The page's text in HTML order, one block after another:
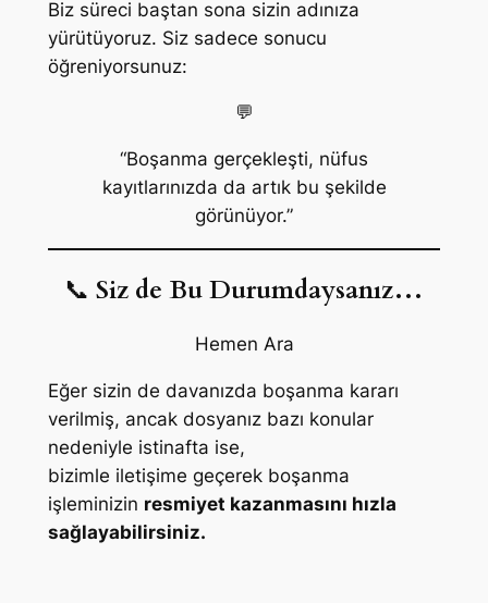
Biz süreci baştan sona sizin adınıza
yürütüyoruz. Siz sadece sonucu
öğreniyorsunuz:
💬
“Boşanma gerçekleşti, nüfus
kayıtlarınızda da artık bu şekilde
görünüyor.”
📞 Siz de Bu Durumdaysanız…
Hemen Ara
Eğer sizin de davanızda boşanma kararı
verilmiş, ancak dosyanız bazı konular
nedeniyle istinafta ise,
bizimle iletişime geçerek boşanma
işleminizin resmiyet kazanmasını hızla
sağlayabilirsiniz.